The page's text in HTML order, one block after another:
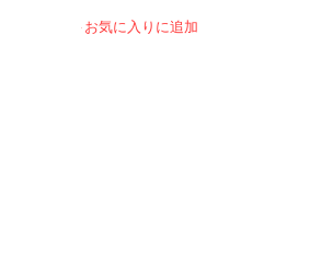
お気に入りに追加